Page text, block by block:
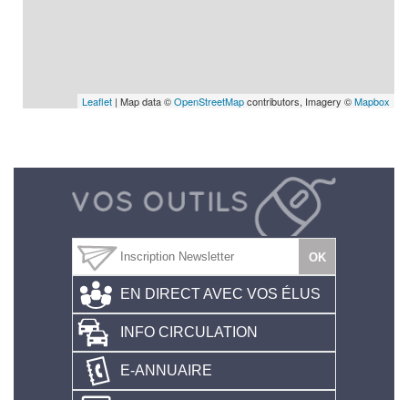
Leaflet | Map data ©OpenStreetMapcontributors, Imagery ©Mapbox
EN DIRECT AVEC VOS ÉLUS
INFO CIRCULATION
E-ANNUAIRE